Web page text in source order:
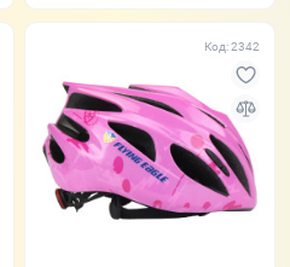
Код: 2342